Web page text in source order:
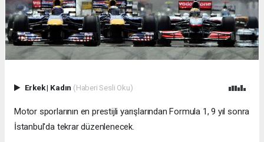
Erkek| Kadın (Haberi Sesli Oku)
Motor sporlarının en prestijli yarışlarından Formula 1, 9 yıl sonra
İstanbul'da tekrar düzenlenecek.